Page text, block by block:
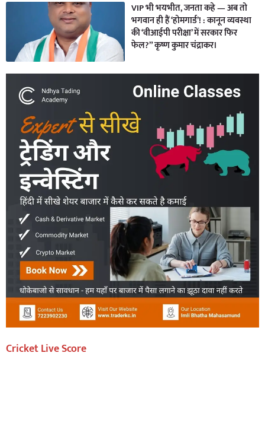
VIP भी भयभीत, जनता कहे — अब तो
भगवान ही हैं ‘होमगार्ड’! : कानून व्यवस्था
की ‘वीआईपी परीक्षा’ में सरकार फिर
फेल?” कृष्ण कुमार चंद्राकर।
Cricket Live Score